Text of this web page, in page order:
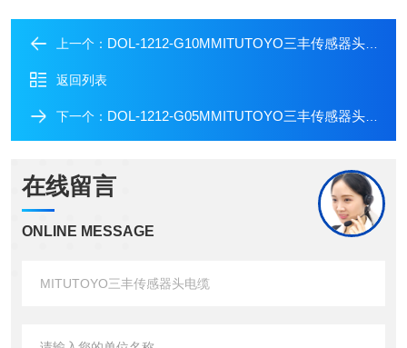
上一个： DOL-1212-G10MMITUTOYO三丰传感器头电缆
返回列表
下一个： DOL-1212-G05MMITUTOYO三丰传感器头电缆
在线留言
ONLINE MESSAGE